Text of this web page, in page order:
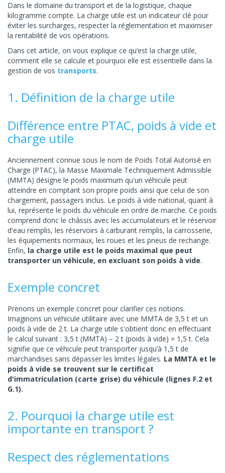
Dans le domaine du transport et de la logistique, chaque
kilogramme compte. La charge utile est un indicateur clé pour
éviter les surcharges, respecter la réglementation et maximiser
la rentabilité de vos opérations.
Dans cet article, on vous explique ce qu’est la charge utile,
comment elle se calcule et pourquoi elle est essentielle dans la
gestion de vos transports.
1. Définition de la charge utile
Différence entre PTAC, poids à vide et
charge utile
Anciennement connue sous le nom de Poids Total Autorisé en
Charge (PTAC), la Masse Maximale Techniquement Admissible
(MMTA) désigne le poids maximum qu'un véhicule peut
atteindre en comptant son propre poids ainsi que celui de son
chargement, passagers inclus. Le poids à vide national, quant à
lui, représente le poids du véhicule en ordre de marche. Ce poids
comprend donc le châssis avec les accumulateurs et le réservoir
d'eau remplis, les réservoirs à carburant remplis, la carrosserie,
les équipements normaux, les roues et les pneus de rechange.
Enfin, la charge utile est le poids maximal que peut
transporter un véhicule, en excluant son poids à vide.
Exemple concret
Prenons un exemple concret pour clarifier ces notions.
Imaginons un véhicule utilitaire avec une MMTA de 3,5 t et un
poids à vide de 2 t. La charge utile s'obtient donc en effectuant
le calcul suivant : 3,5 t (MMTA) – 2 t (poids à vide) = 1,5 t. Cela
signifie que ce véhicule peut transporter jusqu’à 1,5 t de
marchandises sans dépasser les limites légales. La MMTA et le
poids à vide se trouvent sur le certificat
d'immatriculation (carte grise) du véhicule (lignes F.2 et
G.1).
2. Pourquoi la charge utile est
importante en transport ?
Respect des réglementations